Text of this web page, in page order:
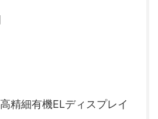
精細有機ELディスプレイ